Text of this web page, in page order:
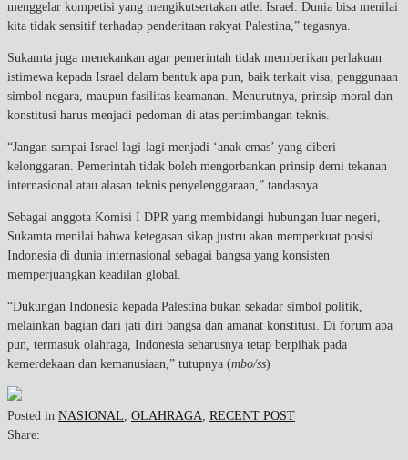
menggelar kompetisi yang mengikutsertakan atlet Israel. Dunia bisa menilai
kita tidak sensitif terhadap penderitaan rakyat Palestina,” tegasnya.
Sukamta juga menekankan agar pemerintah tidak memberikan perlakuan
istimewa kepada Israel dalam bentuk apa pun, baik terkait visa, penggunaan
simbol negara, maupun fasilitas keamanan. Menurutnya, prinsip moral dan
konstitusi harus menjadi pedoman di atas pertimbangan teknis.
“Jangan sampai Israel lagi-lagi menjadi ‘anak emas’ yang diberi
kelonggaran. Pemerintah tidak boleh mengorbankan prinsip demi tekanan
internasional atau alasan teknis penyelenggaraan,” tandasnya.
Sebagai anggota Komisi I DPR yang membidangi hubungan luar negeri,
Sukamta menilai bahwa ketegasan sikap justru akan memperkuat posisi
Indonesia di dunia internasional sebagai bangsa yang konsisten
memperjuangkan keadilan global.
“Dukungan Indonesia kepada Palestina bukan sekadar simbol politik,
melainkan bagian dari jati diri bangsa dan amanat konstitusi. Di forum apa
pun, termasuk olahraga, Indonesia seharusnya tetap berpihak pada
kemerdekaan dan kemanusiaan,” tutupnya (mbo/ss)
Posted in NASIONAL OLAHRAGA RECENT POST
Share: